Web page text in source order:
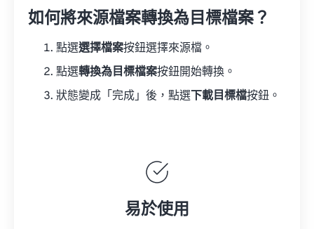
如何將來源檔案轉換為目標檔案？
點選選擇檔案按鈕選擇來源檔。
點選轉換為目標檔案按鈕開始轉換。
狀態變成「完成」後，點選 下載目標檔按鈕。
易於使用